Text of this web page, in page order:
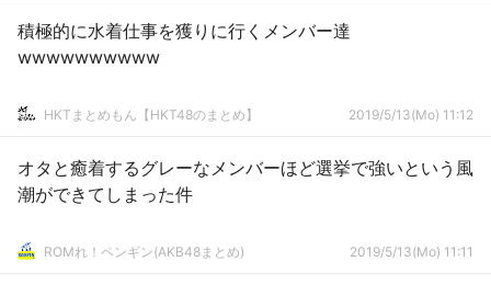
積極的に水着仕事を獲りに行くメンバー達
wwwwwwwwww
HKTまとめもん【HKT48のまとめ】 2019/5/13(Mo) 11:12
オタと癒着するグレーなメンバーほど選挙で強いという風
潮ができてしまった件
ROMれ！ペンギン(AKB48まとめ) 2019/5/13(Mo) 11:11